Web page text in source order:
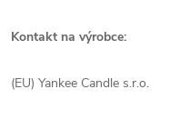
Kontakt na výrobce:
(EU) Yankee Candle s.r.o.